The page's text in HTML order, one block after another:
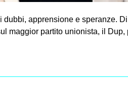
dubbi, apprensione e speranze.
maggior partito unionista, il Dup,